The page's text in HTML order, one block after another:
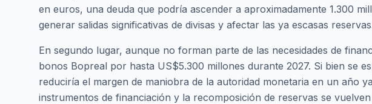
en euros, una deuda que podría ascender a aproximadamente 1.300
generar salidas significativas de divisas y afectar las ya escasas
En segundo lugar, aunque no forman parte de las necesidades de
bonos Bopreal por hasta US$5.300 millones durante 2027. Si bien se
reduciría el margen de maniobra de la autoridad monetaria en un año
instrumentos de financiación y la recomposición de reservas se